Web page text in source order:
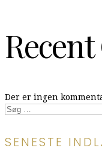
Der er ingen
Søg
efter:
SENESTE